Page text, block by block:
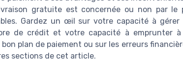
gratuite est concernée ou non par le
Gardez un œil sur votre capacité à
de crédit et votre capacité à emprunter
plan de paiement ou sur les erreurs
sections de cet article.